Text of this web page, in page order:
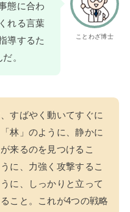
ことわざ博士
態に合わ
れる言葉
導するた
。
、すばやく動いてすぐに
林」のように、静かに
来るのを見つけるこ
に、力強く攻撃するこ
に、しっかりと立って
こと。これが4つの戦略